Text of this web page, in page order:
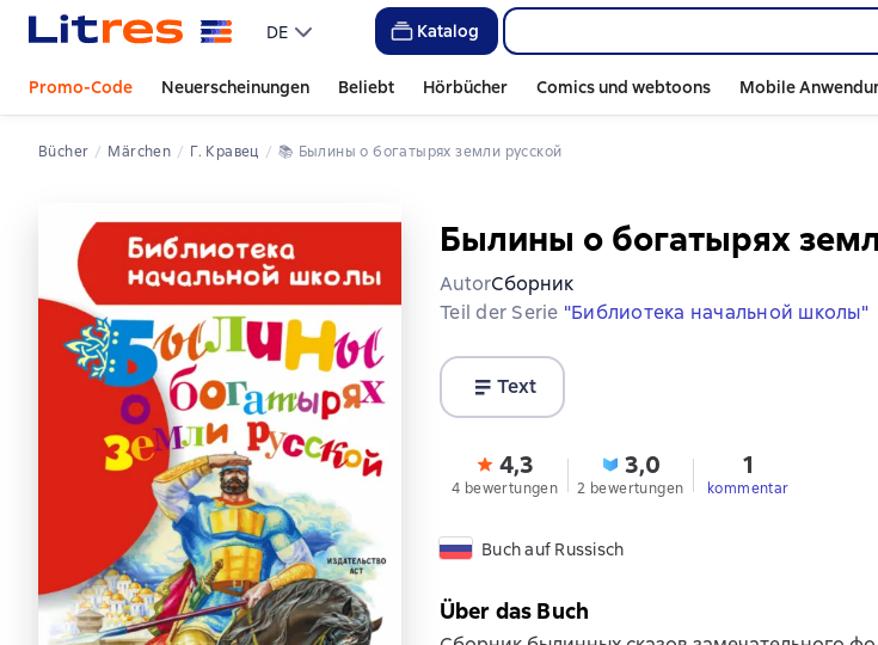
DE Katalog
Promo-Code Neuerscheinungen Beliebt Hörbücher Comics und webtoons Mobile
Bücher Märchen Г. Кравец 📚 Былины о богатырях земли русской
Былины о богатырях
AutorСборник
Teil der Serie "Библиотека начальной школы"
Text
4,3
4 bewertungen
3,0
2 bewertungen
1
kommentar
Buch auf Russisch
Über das Buch